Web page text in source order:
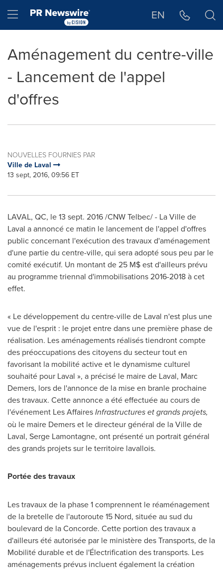
Hamburger menu EN
Aménagement du centre-ville
- Lancement de l'appel
d'offres
NOUVELLES FOURNIES PAR
Ville de Laval
13 sept, 2016, 09:56 ET
LAVAL, QC, le 13 sept. 2016 /CNW Telbec/ - La Ville de
Laval a annoncé ce matin le lancement de l'appel d'offres
public concernant l'exécution des travaux d'aménagement
d'une partie du centre-ville, qui sera adopté sous peu par le
comité exécutif. Un montant de 25 M$ est d'ailleurs prévu
au programme triennal d'immobilisations 2016-2018 à cet
effet.
« Le développement du centre-ville de Laval n'est plus une
vue de l'esprit : le projet entre dans une première phase de
réalisation. Les aménagements réalisés tiendront compte
des préoccupations des citoyens du secteur tout en
favorisant la mobilité active et le dynamisme culturel
souhaité pour Laval », a précisé le maire de Laval, Marc
Demers, lors de l'annonce de la mise en branle prochaine
des travaux. Cette annonce a été effectuée au cours de
l'événement Les AffairesInfrastructures et grands projets,
où le maire Demers et le directeur général de laVille de
Laval, Serge Lamontagne, ont présenté un portrait général
des grands projets sur le territoire lavallois.
Portée des travaux
Les travaux de la phase 1 comprennent le réaménagement
de la bretelle de l'autoroute 15 Nord, située au sud du
boulevard de la Concorde. Cette portion des travaux a
d'ailleurs été autorisée par le ministère des Transports, de la
Mobilité durable et de l'Électrification des transports. Les
aménagements prévus incluent également la création